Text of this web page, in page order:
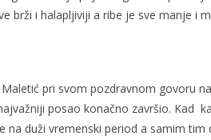
brži i halapljiviji a ribe je sve manje i
pri svom pozdravnom govoru
posao konačno završio. Kad
na duži vremenski period a samim tim